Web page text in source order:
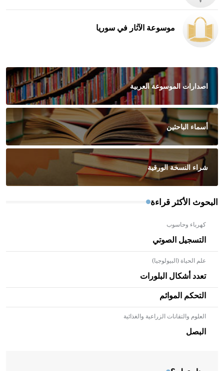
موسوعة الآثار في سوريا
اصدارات الموسوعة العربية
أسماء الباحثين
شراء النسخة الورقية
البحوث الأكثر قراءة
كهرباء وحاسوب
التسجيل الصوتي
علم الحياة (البيولوجيا)
تعدد أشكال البلورات
التحكم الموائم
العلوم والتقانات الزراعية والغذائية
البصل
- هل تعلم أن الأبلق نوع من الفنون الهندسية التي ارتبطت
بالعمارة الإسلامية في بلاد الشام ومصر خاصة، حيث يحرص
المعمار على بناء مداميكه وخاصة في الواجهات